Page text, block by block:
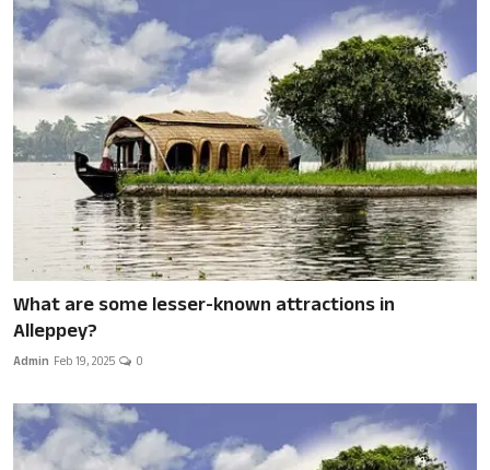
What are some lesser-known attractions in
Alleppey?
Admin Feb 19, 2025 0